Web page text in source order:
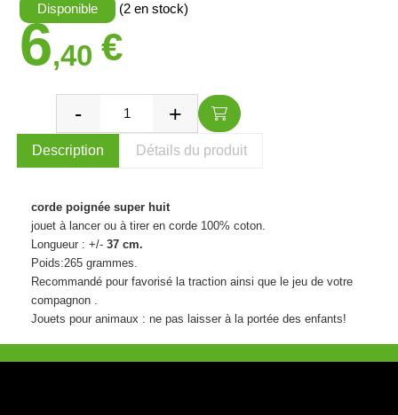
Disponible (2 en stock)
6,40 €
Description Détails du produit
corde poignée super huit
jouet à lancer ou à tirer en corde 100% coton.
Longueur : +/-37 cm.
Poids:265 grammes.
Recommandé pour favorisé la traction ainsi que le jeu de votre
compagnon .
Jouets pour animaux : ne pas laisser à la portée des enfants!